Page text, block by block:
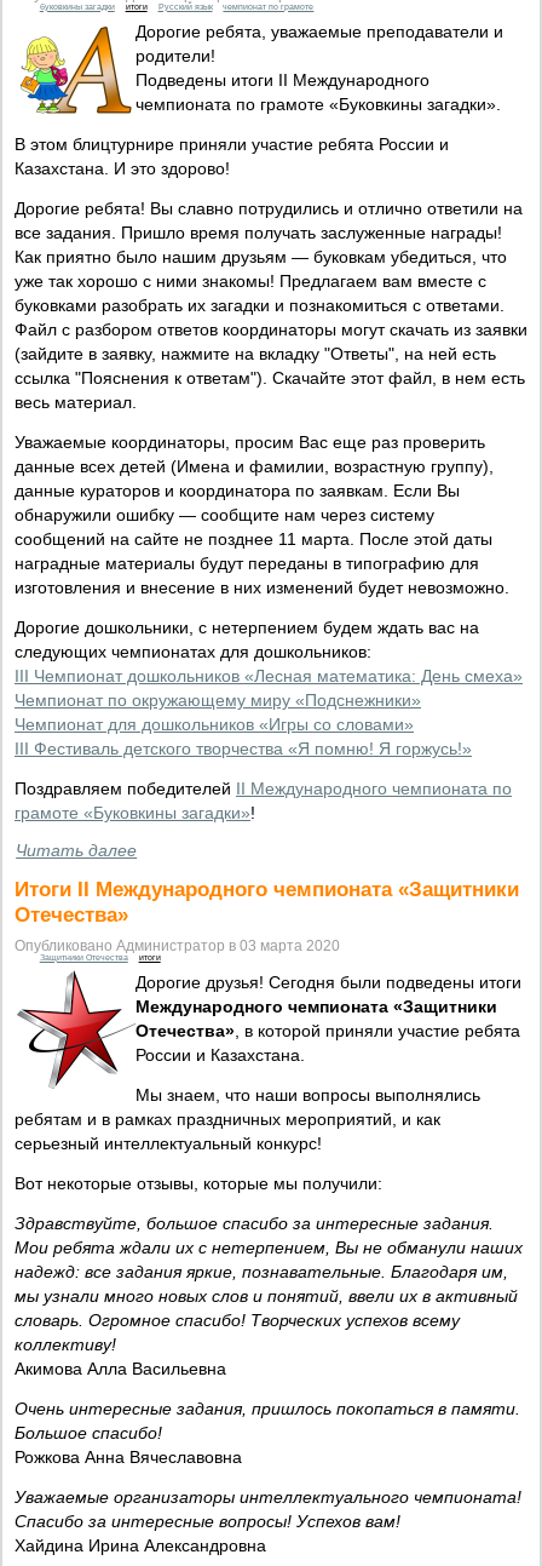
буковкины загадки итоги Русский язык чемпионат по грамоте
Дорогие ребята, уважаемые преподаватели и
родители!
Подведены итоги II Международного
чемпионата по грамоте «Буковкины загадки».
В этом блицтурнире приняли участие ребята России и
Казахстана. И это здорово!
Дорогие ребята! Вы славно потрудились и отлично ответили на
все задания. Пришло время получать заслуженные награды!
Как приятно было нашим друзьям — буковкам убедиться, что
уже так хорошо с ними знакомы! Предлагаем вам вместе с
буковками разобрать их загадки и познакомиться с ответами.
Файл с разбором ответов координаторы могут скачать из заявки
(зайдите в заявку, нажмите на вкладку "Ответы", на ней есть
ссылка "Пояснения к ответам"). Скачайте этот файл, в нем есть
весь материал.
Уважаемые координаторы, просим Вас еще раз проверить
данные всех детей (Имена и фамилии, возрастную группу),
данные кураторов и координатора по заявкам. Если Вы
обнаружили ошибку — сообщите нам через систему
сообщений на сайте не позднее 11 марта. После этой даты
наградные материалы будут переданы в типографию для
изготовления и внесение в них изменений будет невозможно.
Дорогие дошкольники, с нетерпением будем ждать вас на
следующих чемпионатах для дошкольников:
III Чемпионат дошкольников «Лесная математика: День смеха»
Чемпионат по окружающему миру «Подснежники»
Чемпионат для дошкольников «Игры со словами»
III Фестиваль детского творчества «Я помню! Я горжусь!»
Поздравляем победителей II Международного чемпионата по
грамоте «Буковкины загадки»!
Читать далее
Итоги II Международного чемпионата «Защитники
Отечества»
Опубликовано Администратор в 03 марта 2020
Защитники Отечества итоги
Дорогие друзья! Сегодня были подведены итоги
Международного чемпионата «Защитники
Отечества» , в которой приняли участие ребята
России и Казахстана.
Мы знаем, что наши вопросы выполнялись
ребятам и в рамках праздничных мероприятий, и как
серьезный интеллектуальный конкурс!
Вот некоторые отзывы, которые мы получили:
Здравствуйте, большое спасибо за интересные задания.
Мои ребята ждали их с нетерпением, Вы не обманули наших
надежд: все задания яркие, познавательные. Благодаря им,
мы узнали много новых слов и понятий, ввели их в активный
словарь. Огромное спасибо! Творческих успехов всему
коллективу!
Акимова Алла Васильевна
Очень интересные задания, пришлось покопаться в памяти.
Большое спасибо!
Рожкова Анна Вячеславовна
Уважаемые организаторы интеллектуального чемпионата!
Спасибо за интересные вопросы! Успехов вам!
Хайдина Ирина Александровна